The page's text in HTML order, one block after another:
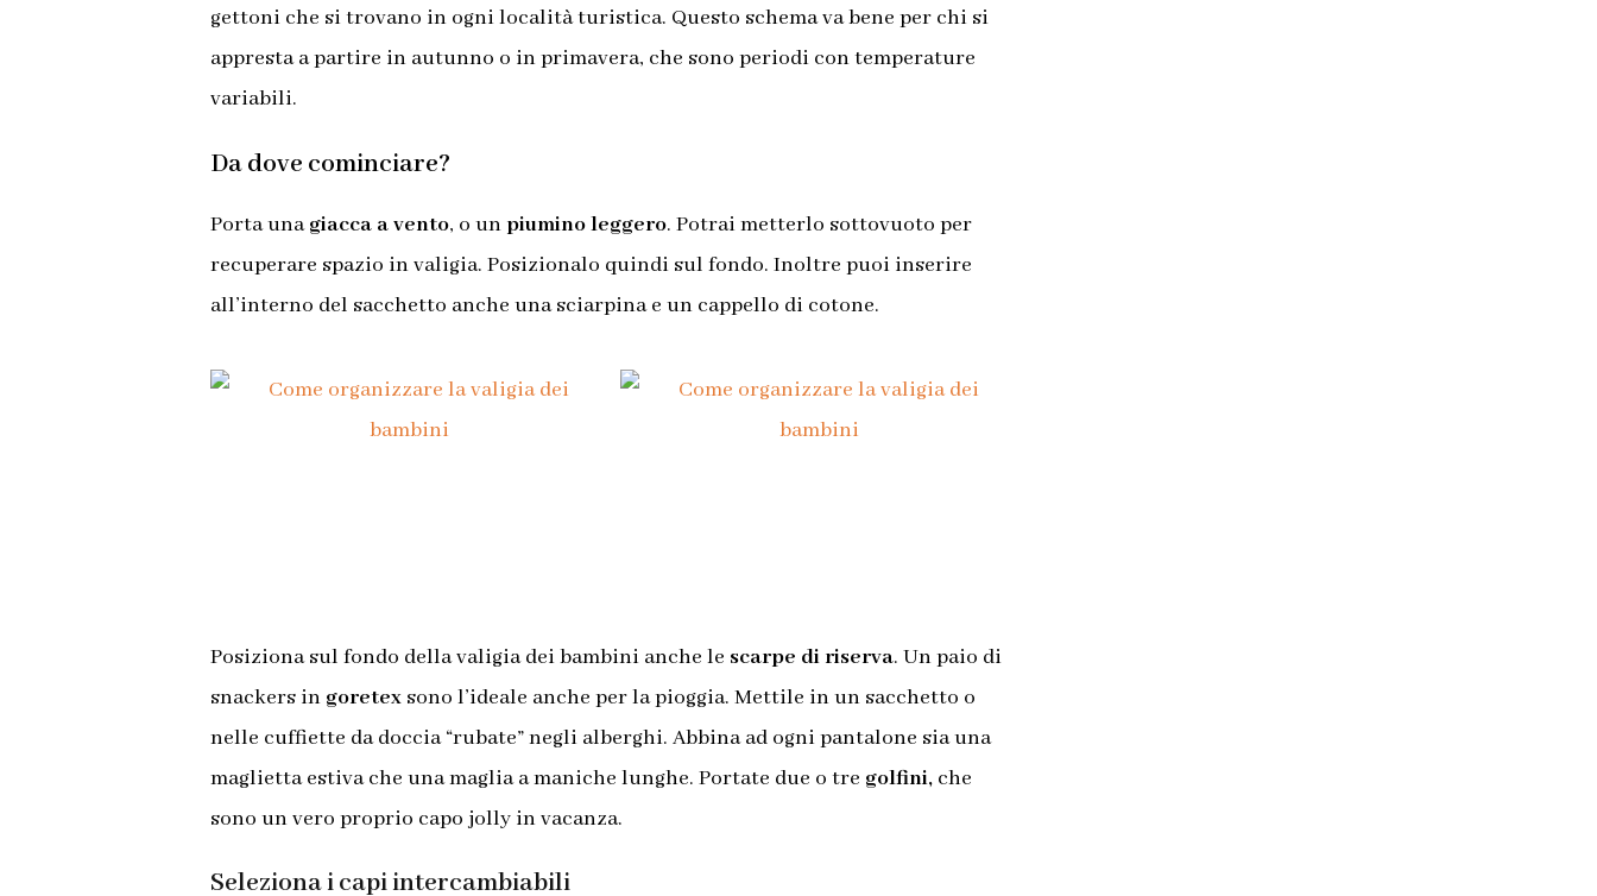
gettoni che si trovano in ogni località turistica. Questo schema va bene per chi si
appresta a partire in autunno o in primavera, che sono periodi con temperature
variabili.
Da dove cominciare?
Porta unagiacca a vento, o un piumino leggero. Potrai metterlo sottovuoto per
recuperare spazio in valigia. Posizionalo quindi sul fondo. Inoltre puoi inserire
all’interno del sacchetto anche una sciarpina e un cappello di cotone.
Posiziona sul fondo della valigia dei bambini anche le scarpe di riserva. Un paio di
snackers in goretex sono l’ideale anche per la pioggia. Mettile in un sacchetto o
nelle cuffiette da doccia “rubate” negli alberghi. Abbina ad ogni pantalone sia una
maglietta estiva che una maglia a maniche lunghe. Portate due o tre golfini, che
sono un vero proprio capo jolly in vacanza.
Seleziona i capi intercambiabili